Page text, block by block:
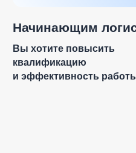
Вы хотите повысить
квалификацию
и эффективность
Начинающим